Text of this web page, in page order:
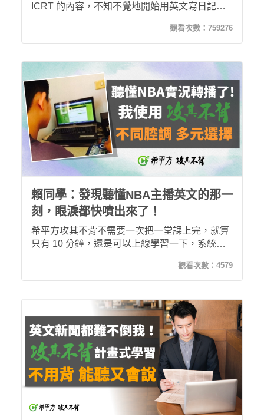
ICRT 的內容，不知不覺地開始用英文寫日記，
談。於是 30 堂結束後，我繼續買了 120 堂課，
要求自己要在半年之內達到目標...
觀看次數： 759276
賴同學：發現聽懂NBA主播英文的那一
刻，眼淚都快噴出來了！
希平方攻其不背不需要一次把一堂課上完，就算
只有 10 分鐘，還是可以上線學習一下，系統會
到充分的利用，也是我相當喜歡攻其不背的一個
重點之一！
觀看次數： 4579